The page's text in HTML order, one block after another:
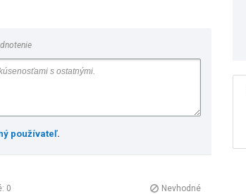
používateľ.
0
Nevhodné